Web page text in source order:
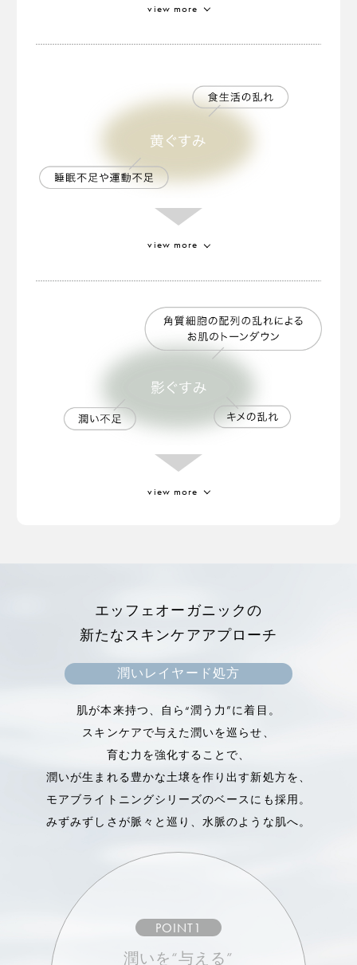
ゴールドトマトエキス
植物が持つフィトケミカルである
カロテノイドを豊富に含むといわれる特別なトマ
健やかな肌色に見せる効果があります
※2 保湿による
view more
アルゲケキス
厳しい環境下で降り注ぐ
ジジフススピラクリスチ葉エキス
view more
アフリカの砂漠に生息する植物。
高い保湿力で肌の水分量をアップさせ、ターンオー
キメを整えて、肌をなめらかにします。
view more
エッフェオーガニックの
新たなスキンケアアプローチ
潤いレイヤード処方
肌が本来持つ、自ら“潤う力”に着目。
スキンケアで与えた潤いを巡らせ、
育む力を強化することで、
潤いが生まれる豊かな土壌を作り出す新処方を、
モアブライトニングシリーズのベースにも採用。
みずみずしさが脈々と巡り、水脈のような肌へ。
POINT1
潤いを“与える”